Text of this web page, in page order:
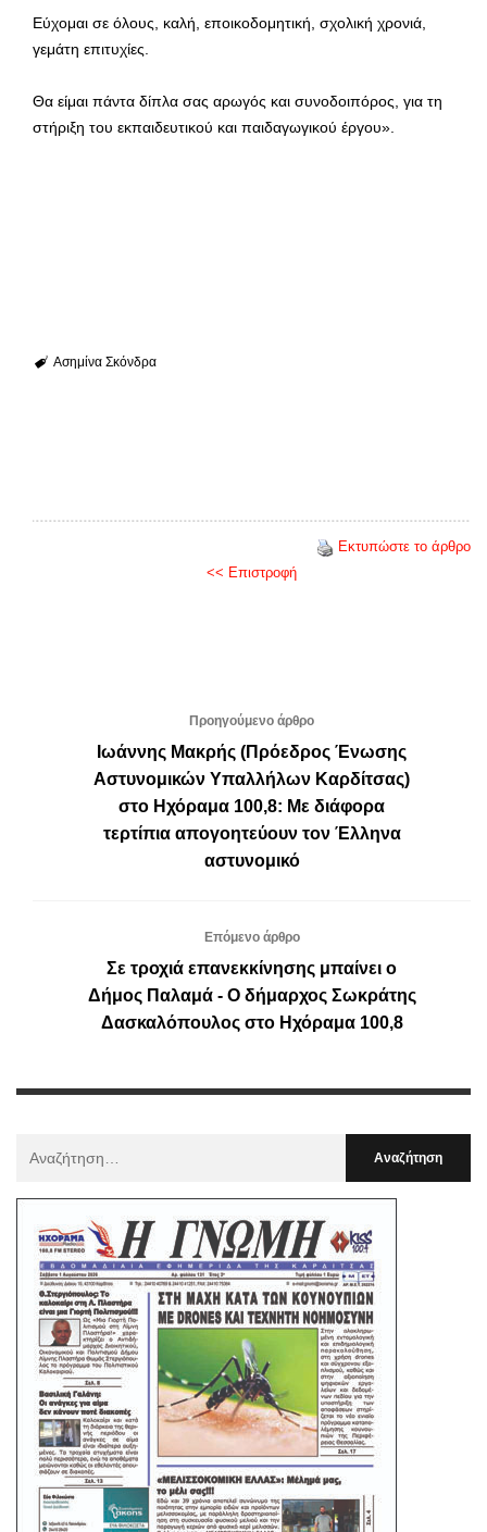
Εύχομαι σε όλους, καλή, εποικοδομητική, σχολική χρονιά,
γεμάτη επιτυχίες.
Θα είμαι πάντα δίπλα σας αρωγός και συνοδοιπόρος, για τη
στήριξη του εκπαιδευτικού και παιδαγωγικού έργου».
Ασημίνα Σκόνδρα
Εκτυπώστε το άρθρο
<< Επιστροφή
Προηγούμενο άρθρο
Ιωάννης Μακρής (Πρόεδρος Ένωσης
Αστυνομικών Υπαλλήλων Καρδίτσας)
στο Ηχόραμα 100,8: Με διάφορα
τερτίπια απογοητεύουν τον Έλληνα
αστυνομικό
Επόμενο άρθρο
Σε τροχιά επανεκκίνησης μπαίνει ο
Δήμος Παλαμά - O δήμαρχος Σωκράτης
Δασκαλόπουλος στο Ηχόραμα 100,8
: